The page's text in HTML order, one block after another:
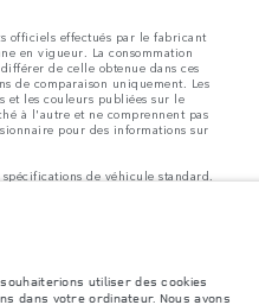
officiels effectués par le fabricant
en vigueur. La consommation
de celle obtenue dans ces
de comparaison uniquement. Les
et les couleurs publiées sur le
à l'autre et ne comprennent pas
pour des informations sur
de véhicule standard.
des occupants, des liquides
et les spécifications.La pénurie
les spécifications de
utiliser des cookies
dans votre ordinateur. Nous avons